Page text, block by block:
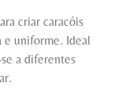
criar caracóis
e uniforme. Ideal
a diferentes